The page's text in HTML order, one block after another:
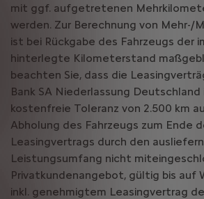
mit ggf. aufgetretenen
werden. Zur Berechnung von Mehr-/
ist bei Rückgabe des Fahrzeugs der
hinterlegte Kilometerstand
beachten Sie, dass die
Bank SA Niederlassung Deutschland
kostenfreie Toleranz von 2.500 km
Abholung des Fahrzeugs zum Ende
Leasingvertrags durch den
Leistungsumfang nicht
Privatkundenangebot, gültig bis auf
inkl. genehmigtem Leasingvertrag